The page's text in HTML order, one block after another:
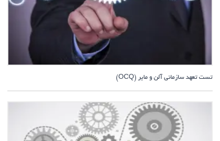
تست تعهد سازمانی آلن و مایر (OCQ)